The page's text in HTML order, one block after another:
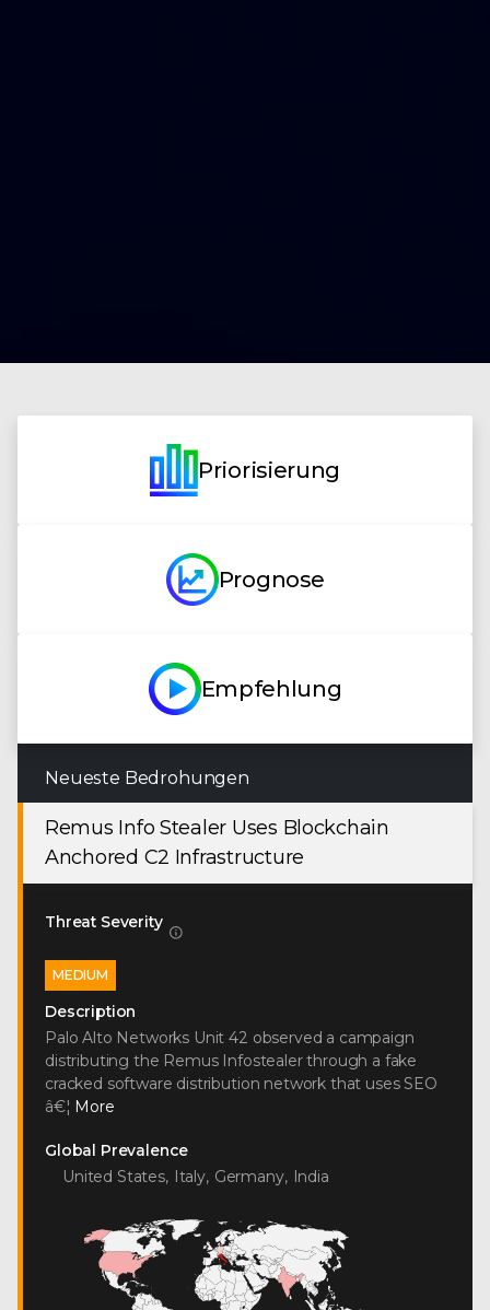
Priorisierung
Prognose
Empfehlung
Neueste Bedrohungen
Remus Info Stealer Uses Blockchain
Anchored C2 Infrastructure
Threat Severity
MEDIUM
Description
Palo Alto Networks Unit 42 observed a campaign
distributing the Remus Infostealer through a fake
cracked software distribution network that uses SEO
â€¦ More
Global Prevalence
United States, Italy, Germany, India